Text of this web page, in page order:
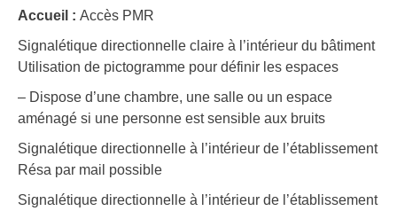
Accueil : Accès PMR
Signalétique directionnelle claire à l’intérieur du bâtiment
Utilisation de pictogramme pour définir les espaces
– Dispose d’une chambre, une salle ou un espace
aménagé si une personne est sensible aux bruits
Signalétique directionnelle à l’intérieur de l’établissement
Résa par mail possible
Signalétique directionnelle à l’intérieur de l’établissement